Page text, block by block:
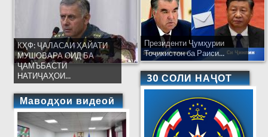
КҲФ: ҶАЛАСАИ ҲАЙАТИ
МУШОВАРА ОИД БА
ҶАМЪБАСТИ
НАТИҶАҲОИ...
Маводҳои видеоӣ
Президенти Ҷумҳурии
Тоҷикистон ба Раиси...
30 СОЛИ НАҶОТ